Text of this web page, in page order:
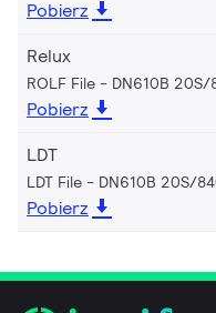
Pobierz
Relux
ROLF File - DN610B 20S/
Pobierz
LDT
LDT File - DN610B 20S/
Pobierz